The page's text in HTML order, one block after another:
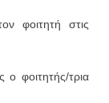
φοιτητή στις
φοιτητής/τρια